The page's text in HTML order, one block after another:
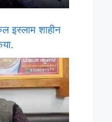
इस्लाम शाहीन